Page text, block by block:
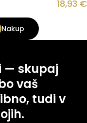
18,93 €
Nakup
— skupaj
vaš
tudi v